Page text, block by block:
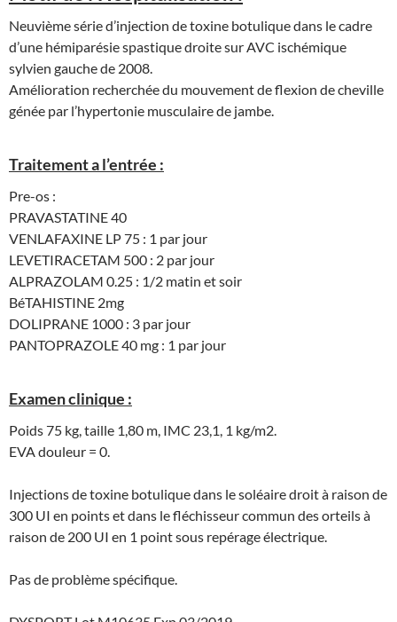
Neuvième série d’injection de toxine botulique dans le cadre
d’une hémiparésie spastique droite sur AVC ischémique
sylvien gauche de 2008.
Amélioration recherchée du mouvement de flexion de cheville
génée par l’hypertonie musculaire de jambe.
Traitement a l’entrée :
Pre-os :
PRAVASTATINE 40
VENLAFAXINE LP 75 : 1 par jour
LEVETIRACETAM 500 : 2 par jour
ALPRAZOLAM 0.25 : 1/2 matin et soir
BéTAHISTINE 2mg
DOLIPRANE 1000 : 3 par jour
PANTOPRAZOLE 40 mg : 1 par jour
Examen clinique :
Poids 75 kg, taille 1,80 m, IMC 23,1, 1 kg/m2.
EVA douleur = 0.
Injections de toxine botulique dans le soléaire droit à raison de
300 UI en points et dans le fléchisseur commun des orteils à
raison de 200 UI en 1 point sous repérage électrique.
Pas de problème spécifique.